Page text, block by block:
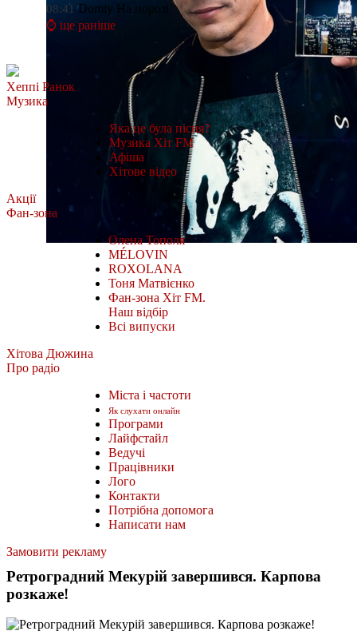
08:41 Domiy На порозі
⌚ ще раніше
Хеппі Ранок
Музика
Яка це була пісня?
Музика Хіт FM
Афіша
Хітове відео
Акції
Фан-зона
Олена Тополя
MÉLOVIN
ROXOLANA
Тоня Матвієнко
Фан-зона Хіт FM.
Наш відбір
Всі випуски
Хітова Дюжина
Про радіо
Міста і частоти
Як слухати онлайн
Програми
Лайфстайл
Ведучі
Працівники
Лого
Контакти
Потрібна допомога
Написати нам
Замовити рекламу
Ретроградний Мекурій завершився. Карпова
розкаже!